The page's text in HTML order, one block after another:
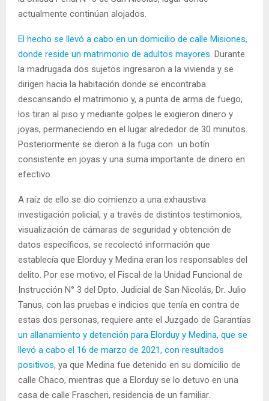
actualmente continúan alojados.
El hecho se llevó a cabo en un domicilio de calle Misiones,
donde reside un matrimonio de adultos mayores. Durante
la madrugada dos sujetos ingresaron a la vivienda y se
dirigen hacia la habitación donde se encontraba
descansando el matrimonio y, a punta de arma de fuego,
los tiran al piso y mediante golpes le exigieron dinero y
joyas, permaneciendo en el lugar alrededor de 30 minutos.
Posteriormente se dieron a la fuga con un botín
consistente en joyas y una suma importante de dinero en
efectivo.
A raíz de ello se dio comienzo a una exhaustiva
investigación policial, y a través de distintos testimonios,
visualización de cámaras de seguridad y obtención de
datos específicos, se recolectó información que
establecía que Elorduy y Medina eran los responsables del
delito. Por ese motivo, el Fiscal de la Unidad Funcional de
Instrucción N° 3 del Dpto. Judicial de San Nicolás, Dr. Julio
Tanus, con las pruebas e indicios que tenía en contra de
estas dos personas, requiere ante el Juzgado de Garantías
un allanamiento y detención para Elorduy y Medina, que se
llevó a cabo el 16 de marzo de 2021, con resultados
positivos, ya que Medina fue detenido en su domicilio de
calle Chaco, mientras que a Elorduy se lo detuvo en una
casa de calle Frascheri, residencia de un familiar.